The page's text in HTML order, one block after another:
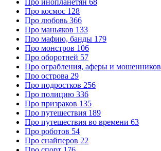
Про космос 128
Про любовь 366
Про маньяков 133
Про мафию, банды 179
Про монстров 106
Про оборотней 57
Про ограбления, аферы и мошенников
Про острова 29
Про подростков 256
Про полицию 336
Про призраков 135
Про путешествия 189
Про путешествия во времени 63
Про роботов 54
Про снайперов 22